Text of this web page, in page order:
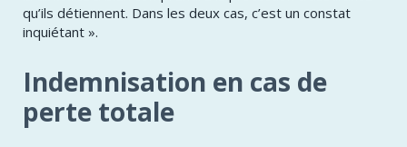
qu’ils détiennent. Dans les deux cas, c’est un constat
inquiétant ».
Indemnisation en cas de
perte totale